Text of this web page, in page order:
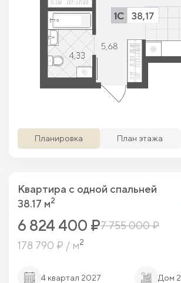
Планировка План этажа
Квартира c одной спальней
38.17 м2
6 824 400 ₽7 755 000 ₽
178 790 ₽ / м2
4 квартал 2027 Дом 2